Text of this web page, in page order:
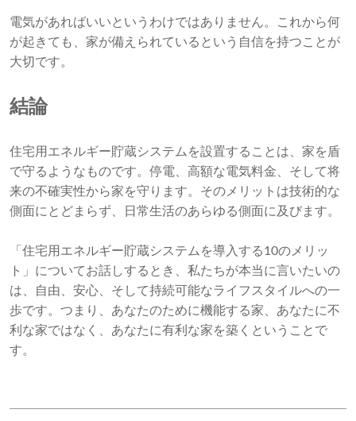
電気があればいいというわけではありません。これから何
が起きても、家が備えられているという自信を持つことが
大切です。
結論
住宅用エネルギー貯蔵システムを設置することは、家を盾
で守るようなものです。停電、高額な電気料金、そして将
来の不確実性から家を守ります。そのメリットは技術的な
側面にとどまらず、日常生活のあらゆる側面に及びます。
「住宅用エネルギー貯蔵システムを導入する10のメリッ
ト」についてお話しするとき、私たちが本当に言いたいの
は、自由、安心、そして持続可能なライフスタイルへの一
歩です。つまり、あなたのために機能する家、あなたに不
利な家ではなく、あなたに有利な家を築くということで
す。